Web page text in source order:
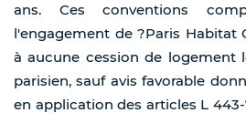
ans. Ces conventions
l'engagement de ?Paris Habitat
à aucune cession de logement
parisien, sauf avis favorable
en application des articles L